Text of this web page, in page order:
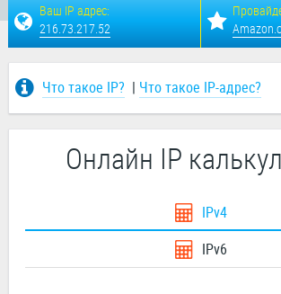
Ваш IP адрес:
216.73.217.52
Что такое IP? | Что такое IP-адрес?
Онлайн IP
IPv4
IPv6